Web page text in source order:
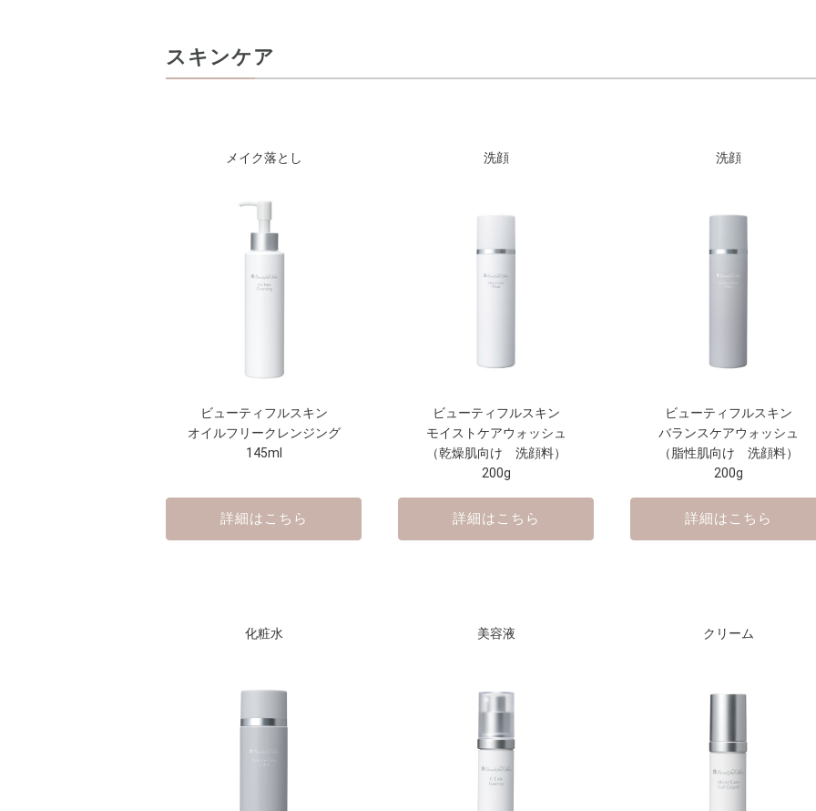
スキンケア
メイク落とし
ビューティフルスキン
オイルフリークレンジング
145ml
詳細はこちら
洗顔
ビューティフルスキン
モイストケアウォッシュ
（乾燥肌向け 洗顔料）
200g
詳細はこちら
洗顔
ビューティフルスキン
バランスケアウォッシュ
（脂性肌向け 洗顔料）
200g
詳細はこちら
化粧水 美容液 クリーム